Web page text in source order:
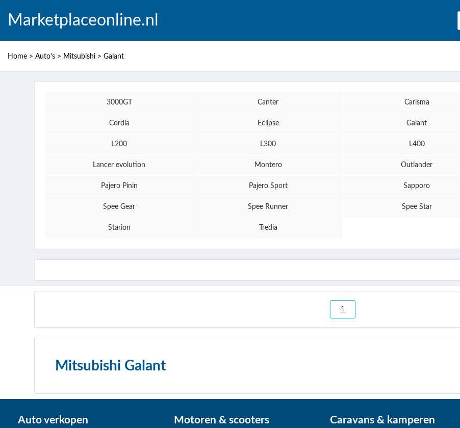
Marketplaceonline.nl
Home > Auto's > Mitsubishi > Galant
3000GT Canter Carisma
Cordia Eclipse Galant
L200 L300 L400
Lancer evolution Montero Outlander
Pajero Pinin Pajero Sport Sapporo
Spee Gear Spee Runner Spee Star
Starion Tredia
1
Mitsubishi Galant
Auto verkopen Motoren & scooters Caravans & kamperen